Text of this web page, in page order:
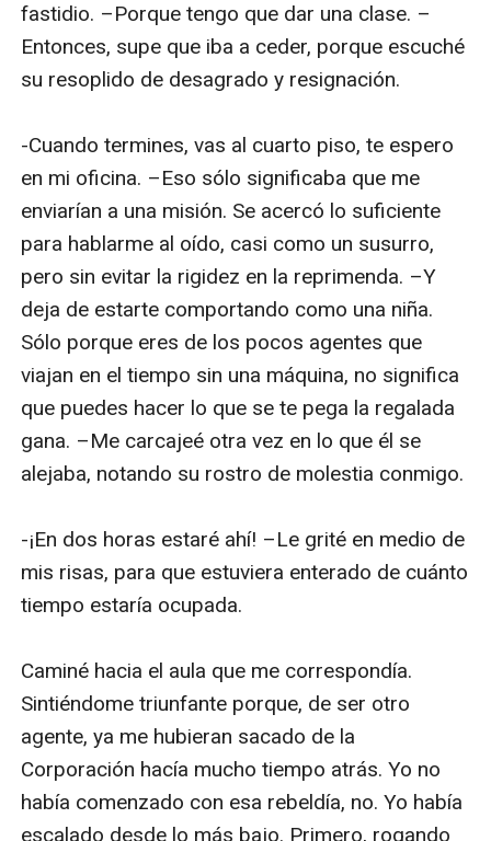
fastidio. –Porque tengo que dar una clase. –
Entonces, supe que iba a ceder, porque escuché
su resoplido de desagrado y resignación.
-Cuando termines, vas al cuarto piso, te espero
en mi oficina. –Eso sólo significaba que me
enviarían a una misión. Se acercó lo suficiente
para hablarme al oído, casi como un susurro,
pero sin evitar la rigidez en la reprimenda. –Y
deja de estarte comportando como una niña.
Sólo porque eres de los pocos agentes que
viajan en el tiempo sin una máquina, no significa
que puedes hacer lo que se te pega la regalada
gana. –Me carcajeé otra vez en lo que él se
alejaba, notando su rostro de molestia conmigo.
-¡En dos horas estaré ahí! –Le grité en medio de
mis risas, para que estuviera enterado de cuánto
tiempo estaría ocupada.
Caminé hacia el aula que me correspondía.
Sintiéndome triunfante porque, de ser otro
agente, ya me hubieran sacado de la
Corporación hacía mucho tiempo atrás. Yo no
había comenzado con esa rebeldía, no. Yo había
escalado desde lo más bajo. Primero, rogando